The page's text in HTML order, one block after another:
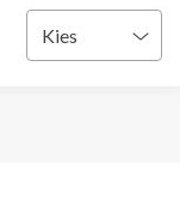
Kies